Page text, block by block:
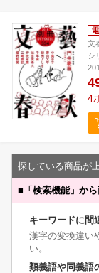
文
シ
4
探している商品が
■ 「検索機能」か
キーワードに間
漢字の変換違い
い。
類義語や同義語